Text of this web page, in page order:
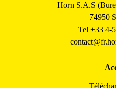
Horn S.A.S
74950
Tel +33 4-